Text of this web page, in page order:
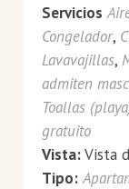
Servicios
Congelador,
Lavavajillas,
admiten
Toallas
gratuito
Vista:Vista
Tipo: